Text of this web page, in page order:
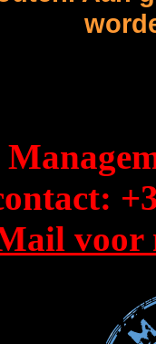
voor